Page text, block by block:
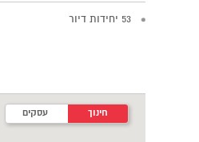
53 יחידות דיור
חינוך עסקים